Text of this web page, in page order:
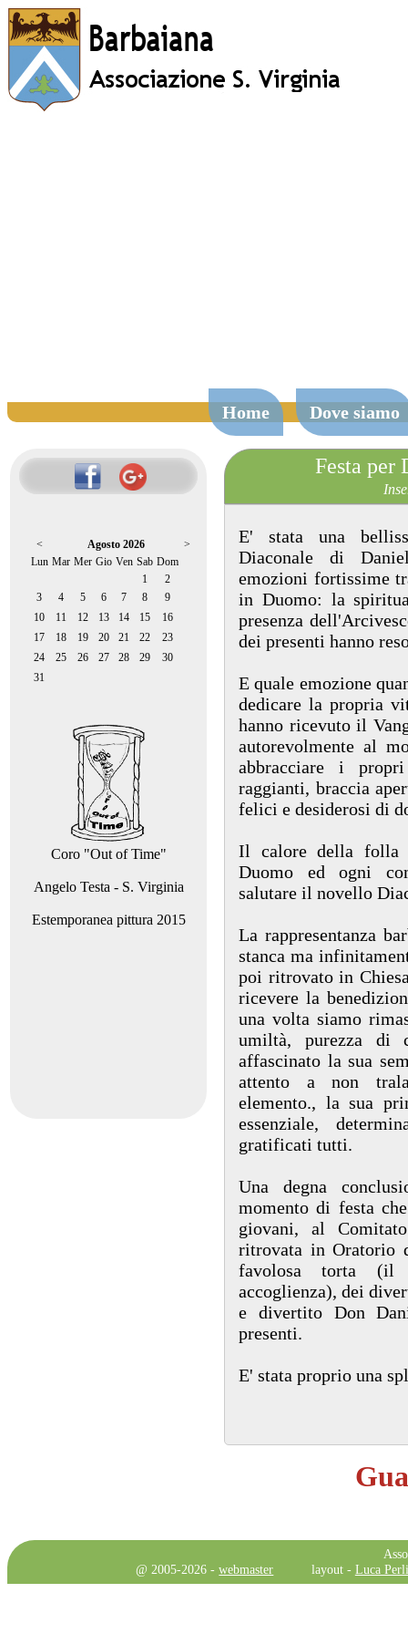
Home Dove siamo
< Agosto 2026
>
Lun Mar Mer Gio Ven Sab Dom
1
2
3
4 5 6 7 8
9
10
11 12 13 14 15
16
17
18 19 20 21 22
23
24
25 26 27 28 29
30
31
Coro "Out of Time"
Angelo Testa - S. Virginia
Estemporanea pittura 2015
Festa per
E' stata una
Diaconale di
emozioni fortissime
in Duomo: la
presenza
dei presenti hanno
E quale emozione
dedicare la propria
hanno ricevuto il
autorevolmente al
abbracciare i
raggianti, braccia
felici e desiderosi di
Il calore della folla
Duomo ed ogni
salutare il novello
La rappresentanza
stanca ma
poi ritrovato in
ricevere la
una volta siamo
umiltà, purezza di
affascinato la sua
attento a non
elemento., la sua
essenziale,
gratificati tutti.
Una degna
momento di festa
giovani, al
ritrovata in Oratorio
favolosa torta (il
accoglienza), dei
e divertito Don
presenti.
E' stata proprio una
@ 2005-2026 -webmaster layout - Luca